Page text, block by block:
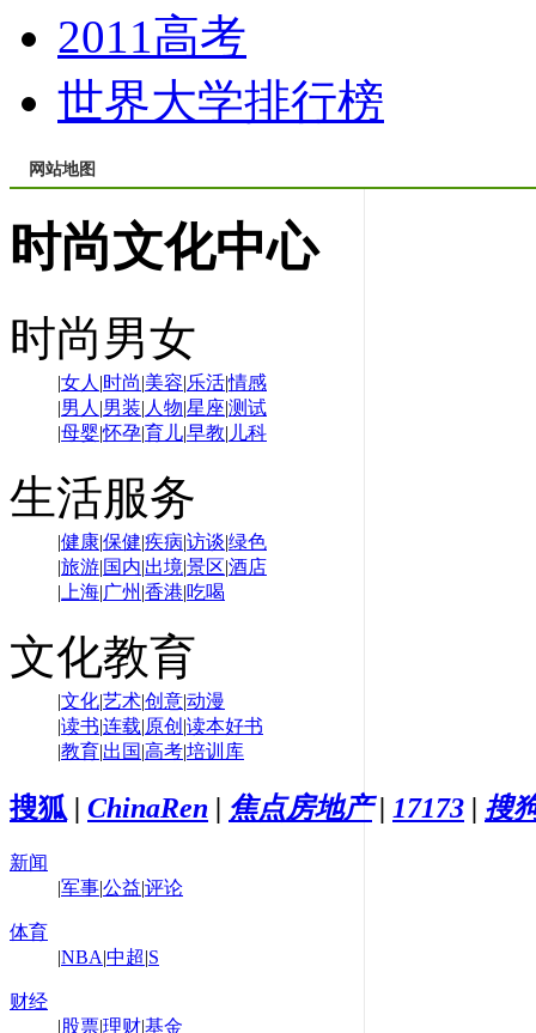
2011高考
世界大学排行榜
网站地图
时尚文化中心
时尚男女
|女人 |时尚|美容|乐活|情感
|男人 |男装| 人物|星座|测试
|母婴|怀孕|育儿|早教| 儿科
生活服务
|健康|保健|疾病|访谈|绿色
|旅游|国内|出境|景区|酒店
| 上海|广州 |香港|吃喝
文化教育
|文化|艺术|创意|动漫
|读书|连载|原创 |读本好书
|教育|出国|高考|培训库
搜狐 | ChinaRen | 焦点房地产| 17173 | 搜
新闻
|军事|公益|评论
体育
|NBA|中超|S
财经
|股票|理财|基金